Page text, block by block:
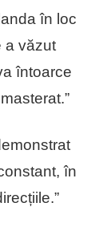
în loc
a văzut
întoarce
în